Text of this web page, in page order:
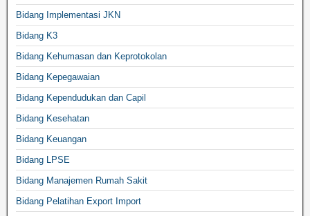
Bidang Implementasi JKN
Bidang K3
Bidang Kehumasan dan Keprotokolan
Bidang Kepegawaian
Bidang Kependudukan dan Capil
Bidang Kesehatan
Bidang Keuangan
Bidang LPSE
Bidang Manajemen Rumah Sakit
Bidang Pelatihan Export Import